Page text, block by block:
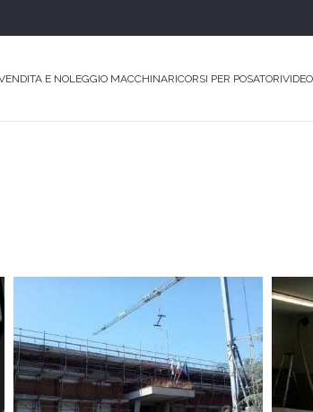
E NOLEGGIO MACCHINARICORSI PER POSATORIVIDEO